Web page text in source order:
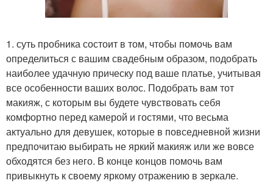
1. суть пробника состоит в том, чтобы помочь вам
определиться с вашим свадебным образом, подобрать
наиболее удачную прическу под ваше платье, учитывая
все особенности ваших волос. Подобрать вам тот
макияж, с которым вы будете чувствовать себя
комфортно перед камерой и гостями, что весьма
актуально для девушек, которые в повседневной жизни
предпочитаю выбирать не яркий макияж или же вовсе
обходятся без него. В конце концов помочь вам
привыкнуть к своему яркому отражению в зеркале.